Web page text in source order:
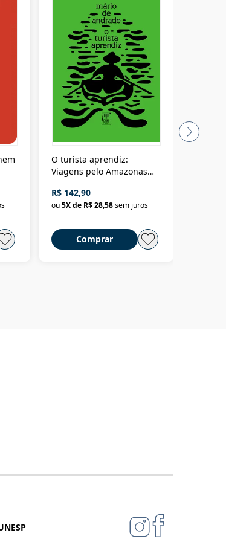
O turista aprendiz:
Viagens pelo Amazonas
até a Bolívia e por Marajó
até dizer chega
R$ 142,90
ou5X de R$ 28,58sem juros
Comprar